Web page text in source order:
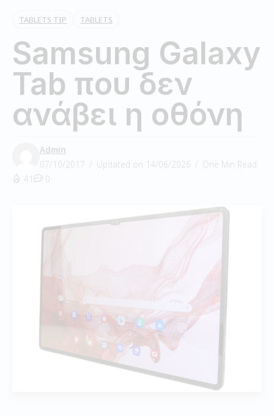
TABLETS TIP TABLETS
Samsung Galaxy
Tab που δεν
ανάβει η οθόνη
Admin
07/10/2017
Updated on 14/06/2026
One Min Read
41
0